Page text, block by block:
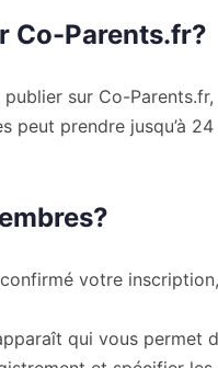
Co-Parents.fr?
sur Co-
peut prendre jusqu’à
votre
qui vous permet